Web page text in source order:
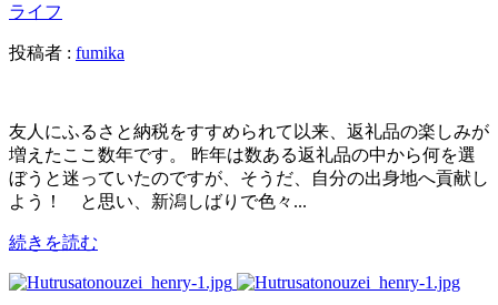
ライフ
投稿者 : fumika
友人にふるさと納税をすすめられて以来、返礼品の楽しみが
増えたここ数年です。 昨年は数ある返礼品の中から何を選
ぼうと迷っていたのですが、そうだ、自分の出身地へ貢献し
よう！ と思い、新潟しばりで色々...
続きを読む